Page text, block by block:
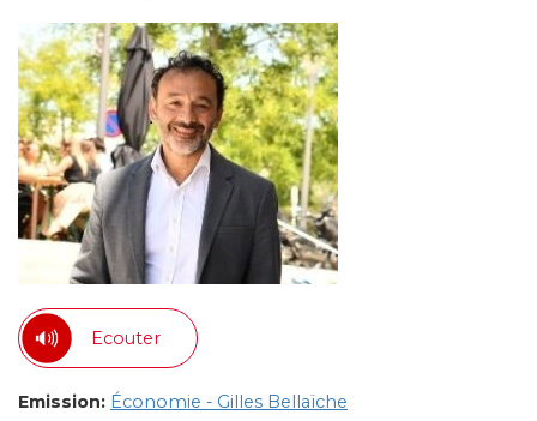
Ecouter
Emission: Économie - Gilles Bellaïche